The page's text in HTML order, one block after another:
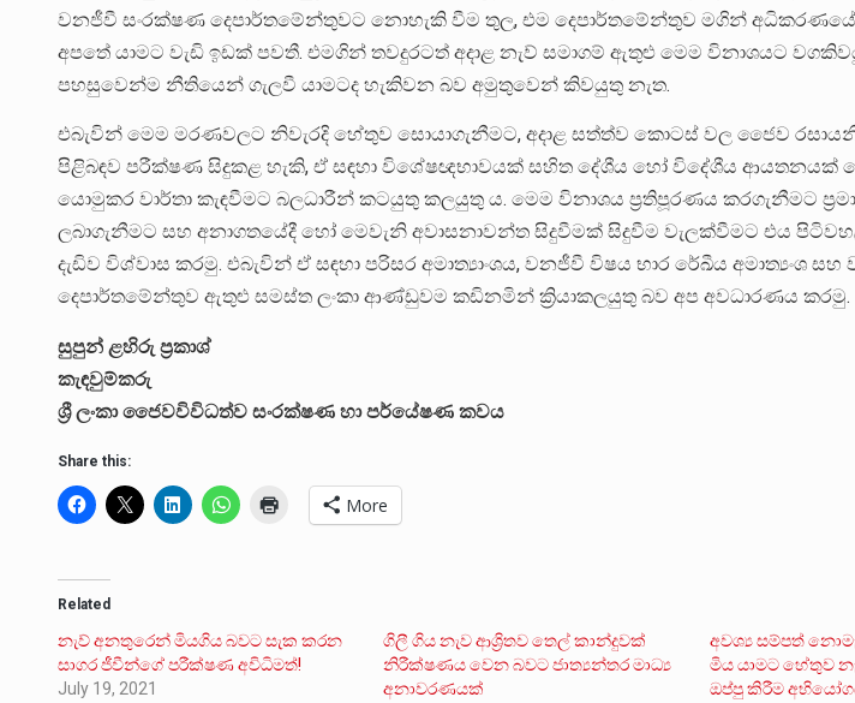
වනජීවී සංරක්ෂණ දෙපාර්තමේන්තුවට නොහැකි වීම තුල, එම දෙපාර්තමේන්තුව මගින්
අපතේ යාමට වැඩි ඉඩක් පවතී. එමගින් තවදුරටත් අදාළ නැව් සමාගම් ඇතුළු මෙම විනාශයට
පහසුවෙන්ම නීතියෙන් ගැලවී යාමටද හැකිවන බව අමුතුවෙන් කිවයුතු නැත.
එබැවින් මෙම මරණවලට නිවැරදි හේතුව සොයාගැනීමට, අදාළ සත්ත්ව කොටස් වල ජෛව
පිළිබඳව පරීක්ෂණ සිදුකළ හැකි, ඒ සඳහා විශේෂඥභාවයක් සහිත දේශීය හෝ විදේශීය ආයතනයක්
යොමුකර වාර්තා කැඳවීමට බලධාරීන් කටයුතු කලයුතු ය. මෙම විනාශය ප්‍රතිපූරණය කරගැනීමට
ලබාගැනීමට සහ අනාගතයේදී හෝ මෙවැනි අවාසනාවන්ත සිදුවීමක් සිදුවීම වැලක්වීමට එය
දැඩිව විශ්වාස කරමු. එබැවින් ඒ සඳහා පරිසර අමාත්‍යාංශය, වනජීවී විෂය භාර රේඛීය අමාත්‍යංශ
දෙපාර්තමේන්තුව ඇතුළු සමස්ත ලංකා ආණ්ඩුවම කඩිනමින් ක්‍රියාකලයුතු බව අප අවධාරණය කරමු.
සුපුන් ළහිරු ප්‍රකාශ්
කැඳවුම්කරු
ශ්‍රී ලංකා ජෛවවිවිධත්ව සංරක්ෂණ හා පර්යේෂණ කවය
Share this:
More
Related
නැව් අනතුරෙන් මියගිය බවට සැක කරන
සාගර ජීවීන්ගේ පරීක්ෂණ අවිධිමත්!
July 19, 2021
ගිලී ගිය නැව ආශ්‍රිතව තෙල් කාන්දුවක්
නිරීක්ෂණය වෙන බවට ජාත්‍යන්තර මාධ්‍ය
අනාවරණයක්
අවශ්‍ය සම්පත්
මිය යාමට හේතුව
ඔප්පු කිරීම